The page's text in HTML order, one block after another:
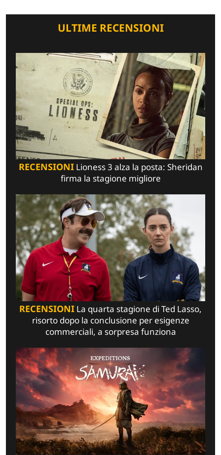
ULTIME RECENSIONI
RECENSIONILioness 3 alza la posta: Sheridan
firma la stagione migliore
RECENSIONI La quarta stagione di Ted Lasso,
risorto dopo la conclusione per esigenze
commerciali, a sorpresa funziona